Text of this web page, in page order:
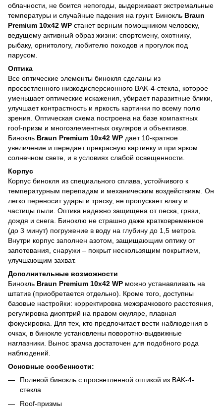
облачности, не боится непогоды, выдерживает экстремальные
температуры и случайные падения на грунт. Бинокль Braun
Premium 10х42 WP станет верным помощником человеку,
ведущему активный образ жизни: спортсмену, охотнику,
рыбаку, орнитологу, любителю походов и прогулок под
парусом.
Оптика
Все оптические элементы бинокля сделаны из
просветленного низкодисперсионного BAK-4-стекла, которое
уменьшает оптические искажения, убирает паразитные блики,
улучшает контрастность и яркость картинки по всему полю
зрения. Оптическая схема построена на базе компактных
roof-призм и многоэлементных окуляров и объективов.
Бинокль Braun Premium 10х42 WP дает 10-кратное
увеличение и передает прекрасную картинку и при ярком
солнечном свете, и в условиях слабой освещенности.
Корпус
Корпус бинокля из специального сплава, устойчивого к
температурным перепадам и механическим воздействиям. Он
легко переносит удары и тряску, не пропускает влагу и
частицы пыли. Оптика надежно защищена от песка, грязи,
дождя и снега. Биноклю не страшно даже кратковременное
(до 3 минут) погружение в воду на глубину до 1,5 метров.
Внутри корпус заполнен азотом, защищающим оптику от
запотевания, снаружи – покрыт нескользящим покрытием,
улучшающим захват.
Дополнительные возможности
Бинокль Braun Premium 10х42 WP можно устанавливать на
штатив (приобретается отдельно). Кроме того, доступны
базовые настройки: корректировка межзрачкового расстояния,
регулировка диоптрий на правом окуляре, плавная
фокусировка. Для тех, кто предпочитает вести наблюдения в
очках, в бинокле установлены поворотно-выдвижные
наглазники. Вынос зрачка достаточен для подобного рода
наблюдений.
Основные особенности:
Полевой бинокль с просветленной оптикой из BAK-4-
стекла
Roof-призмы